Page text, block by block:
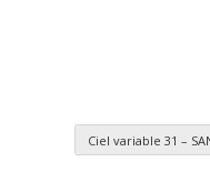
Ciel variable 31 –